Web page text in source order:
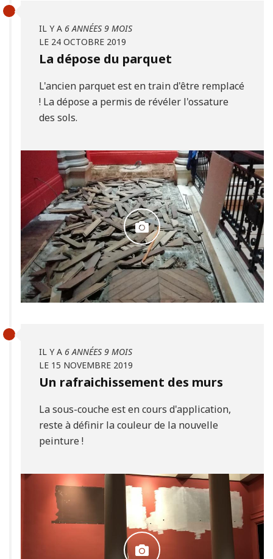
IL Y A 6 ANNÉES 9 MOIS
LE 24 OCTOBRE 2019
La dépose du parquet
L'ancien parquet est en train d'être remplacé
! La dépose a permis de révéler l'ossature
des sols.
IL Y A 6 ANNÉES 9 MOIS
LE 15 NOVEMBRE 2019
Un rafraichissement des murs
La sous-couche est en cours d'application,
reste à définir la couleur de la nouvelle
peinture !